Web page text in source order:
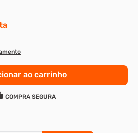
ao carrinho
COMPRA SEGURA